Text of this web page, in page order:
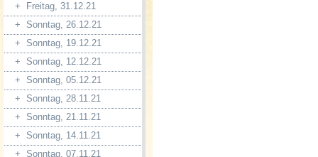
+
Freitag, 31.12.21
+ Sonntag, 26.12.21
+ Sonntag, 19.12.21
+ Sonntag, 12.12.21
+ Sonntag, 05.12.21
+ Sonntag, 28.11.21
+ Sonntag, 21.11.21
+ Sonntag, 14.11.21
+ Sonntag, 07.11.21